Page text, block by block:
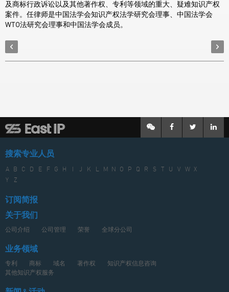
及商标行政诉讼以及其他著作权、专利等领域的重大、疑难知识产权
案件。任律师是中国法学会知识产权法学研究会理事、中国法学会
WTO法研究会理事和中国法学会成员。
搜索专业人员
A B C D E F G H J K L M N O P Q R S U V W
X
Y
Z
订阅简报
关于我们
公司介绍 公司管理 荣誉 全球分公司
业务领域
专利 商标 域名 著作权
知识产权信息咨询
其他知识产权服务